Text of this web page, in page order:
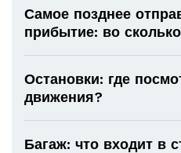
Самое позднее
прибытие: во
Остановки: где
движения?
Багаж: что входит в